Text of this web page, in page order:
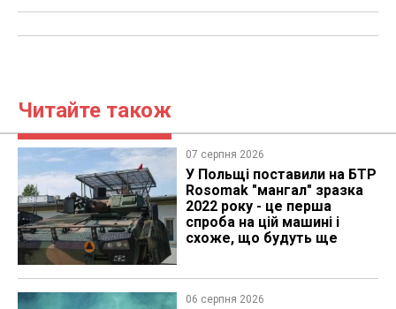
Читайте також
07 серпня 2026
У Польщі поставили на БТР
Rosomak "мангал" зразка
2022 року - це перша
спроба на цій машині і
схоже, що будуть ще
06 серпня 2026